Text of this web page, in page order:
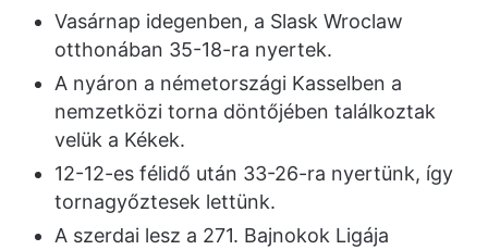
Vasárnap idegenben, a Slask Wroclaw
otthonában 35-18-ra nyertek.
A nyáron a németországi Kasselben a
nemzetközi torna döntőjében találkoztak
velük a Kékek.
12-12-es félidő után 33-26-ra nyertünk, így
tornagyőztesek lettünk.
A szerdai lesz a 271. Bajnokok Ligája